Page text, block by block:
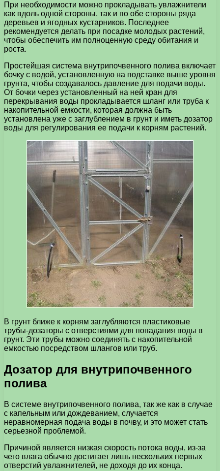
При необходимости можно прокладывать увлажнители
как вдоль одной стороны, так и по обе стороны ряда
деревьев и ягодных кустарников. Последнее
рекомендуется делать при посадке молодых растений,
чтобы обеспечить им полноценную среду обитания и
роста.
Простейшая система внутрипочвенного полива включает
бочку с водой, установленную на подставке выше уровня
грунта, чтобы создавалось давление для подачи воды.
От бочки через установленный на ней кран для
перекрывания воды прокладывается шланг или труба к
накопительной емкости, которая должна быть
установлена уже с заглублением в грунт и иметь дозатор
воды для регулирования ее подачи к корням растений.
В грунт ближе к корням заглубляются пластиковые
трубы-дозаторы с отверстиями для попадания воды в
грунт. Эти трубы можно соединять с накопительной
емкостью посредством шлангов или труб.
Дозатор для внутрипочвенного
полива
В системе внутрипочвенного полива, так же как в случае
с капельным или дождеванием, случается
неравномерная подача воды в почву, и это может стать
серьезной проблемой.
Причиной является низкая скорость потока воды, из-за
чего влага обычно достигает лишь нескольких первых
отверстий увлажнителей, не доходя до их конца.